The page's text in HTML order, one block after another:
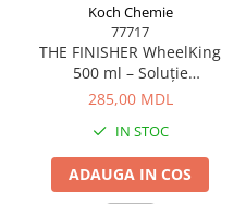
Koch Chemie
77717
THE FINISHER WheelKing
500 ml – Soluție
profesională pentru
285,00 MDL
IN STOC
ADAUGA IN COS